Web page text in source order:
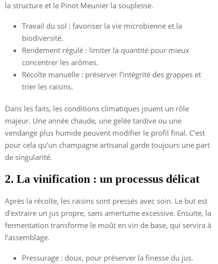
la structure et le Pinot Meunier la souplesse.
Travail du sol : favoriser la vie microbienne et la
biodiversité.
Rendement régulé : limiter la quantité pour mieux
concentrer les arômes.
Récolte manuelle : préserver l’intégrité des grappes et
trier les raisins.
Dans les faits, les conditions climatiques jouent un rôle
majeur. Une année chaude, une gelée tardive ou une
vendange plus humide peuvent modifier le profil final. C’est
pour cela qu’un champagne artisanal garde toujours une part
de singularité.
2. La vinification : un processus délicat
Après la récolte, les raisins sont pressés avec soin. Le but est
d’extraire un jus propre, sans amertume excessive. Ensuite, la
fermentation transforme le moût en vin de base, qui servira à
l’assemblage.
Pressurage : doux, pour préserver la finesse du jus.